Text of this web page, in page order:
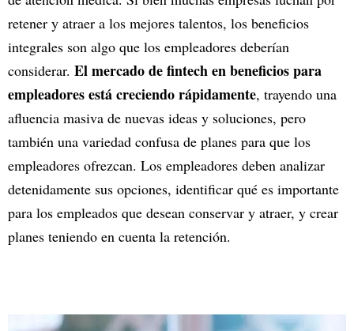
retener y atraer a los mejores talentos, los beneficios
integrales son algo que los empleadores deberían
considerar. El mercado de fintech en beneficios para
empleadores está creciendo rápidamente, trayendo una
afluencia masiva de nuevas ideas y soluciones, pero
también una variedad confusa de planes para que los
empleadores ofrezcan. Los empleadores deben analizar
detenidamente sus opciones, identificar qué es importante
para los empleados que desean conservar y atraer, y crear
planes teniendo en cuenta la retención.